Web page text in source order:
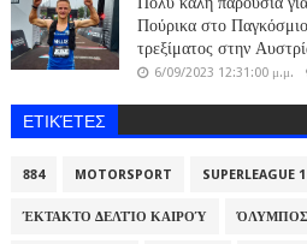
Πούρικα στο
τρεξίματος στην
6/09/2023 12:31:00 μ.μ.
ΕΤΙΚΈΤΕΣ
884 MOTORSPORT SUPERLEAGUE 1
ΈΚΤΑΚΤΟ ΔΕΛΤΊΟ ΚΑΙΡΟΎ ΌΛΥΜΠΟΣ